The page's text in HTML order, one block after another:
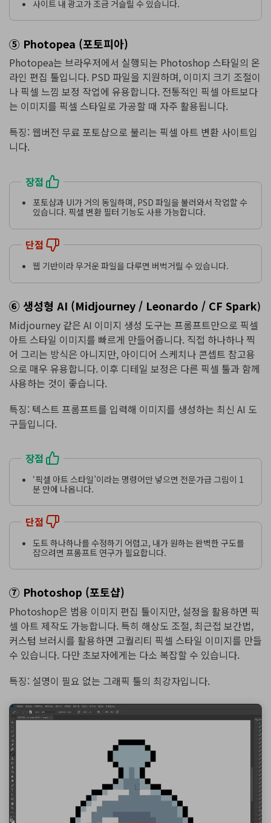
사이트 내 광고가 조금 거슬릴 수 있습니다.
⑤ Photopea (포토피아)
Photopea는 브라우저에서 실행되는 Photoshop 스타일의 온
라인 편집 툴입니다. PSD 파일을 지원하며, 이미지 크기 조절이
나 픽셀 느낌 보정 작업에 유용합니다. 전통적인 픽셀 아트보다
는 이미지를 픽셀 스타일로 가공할 때 자주 활용됩니다.
특징: 웹버전 무료 포토샵으로 불리는 픽셀 아트 변환 사이트입
니다.
장점
포토샵과 UI가 거의 동일하며, PSD 파일을 불러와서 작업할 수
있습니다. 픽셀 변환 필터 기능도 사용 가능합니다.
단점
웹 기반이라 무거운 파일을 다루면 버벅거릴 수 있습니다.
⑥ 생성형 AI (Midjourney / Leonardo / CF Spark)
Midjourney 같은 AI 이미지 생성 도구는 프롬프트만으로 픽셀
아트 스타일 이미지를 빠르게 만들어줍니다. 직접 하나하나 찍
어 그리는 방식은 아니지만, 아이디어 스케치나 콘셉트 참고용
으로 매우 유용합니다. 이후 디테일 보정은 다른 픽셀 툴과 함께
사용하는 것이 좋습니다.
특징: 텍스트 프롬프트를 입력해 이미지를 생성하는 최신 AI 도
구들입니다.
장점
‘픽셀 아트 스타일’이라는 명령어만 넣으면 전문가급 그림이 1
분 만에 나옵니다.
단점
도트 하나하나를 수정하기 어렵고, 내가 원하는 완벽한 구도를
잡으려면 프롬프트 연구가 필요합니다.
⑦ Photoshop (포토샵)
Photoshop은 범용 이미지 편집 툴이지만, 설정을 활용하면 픽
셀 아트 제작도 가능합니다. 특히 해상도 조절, 최근접 보간법,
커스텀 브러시를 활용하면 고퀄리티 픽셀 스타일 이미지를 만들
수 있습니다. 다만 초보자에게는 다소 복잡할 수 있습니다.
특징: 설명이 필요 없는 그래픽 툴의 최강자입니다.